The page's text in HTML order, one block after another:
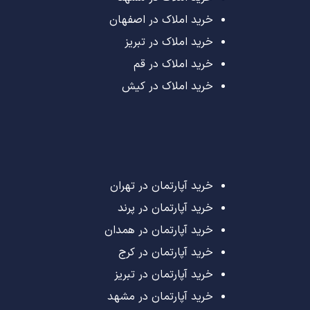
خرید املاک در اصفهان
خرید املاک در تبریز
خرید املاک در قم
خرید املاک در کیش
خرید آپارتمان در تهران
خرید آپارتمان در پرند
خرید آپارتمان در همدان
خرید آپارتمان در کرج
خرید آپارتمان در تبریز
خرید آپارتمان در مشهد